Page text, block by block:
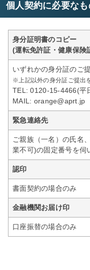
個人契約に必要なも
身分証明書のコピー
(運転免許証・健康保険
いずれかの身分証のご
※上記以外の身分証ご提出
TEL:0120-15-4466(平
MAIL: orange@aprt.jp
緊急連絡先
ご親族（一名）の氏名
業不可)の固定番号を伺
認印
書面契約の場合のみ
金融機関お届け印
口座振替の場合のみ